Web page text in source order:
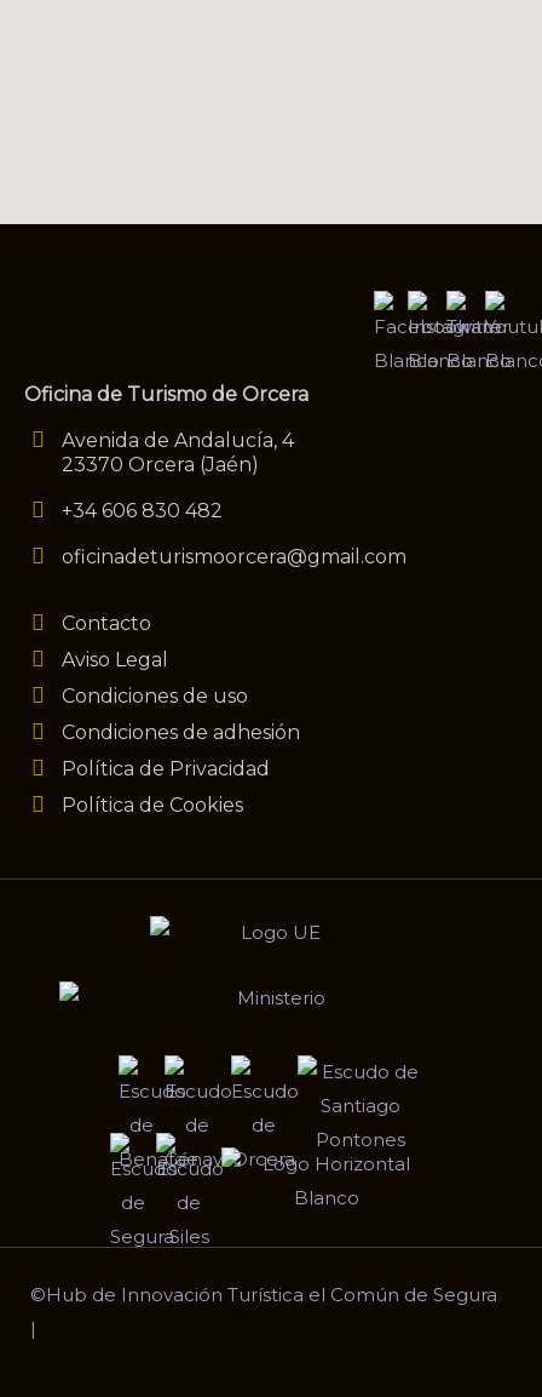
Oficina de Turismo de Orcera
Avenida de Andalucía, 4
23370 Orcera (Jaén)
+34 606 830 482
oficinadeturismoorcera@gmail.com
Contacto
Aviso Legal
Condiciones de uso
Condiciones de adhesión
Política de Privacidad
Política de Cookies
©Hub de Innovación Turística el Común de Segura
|